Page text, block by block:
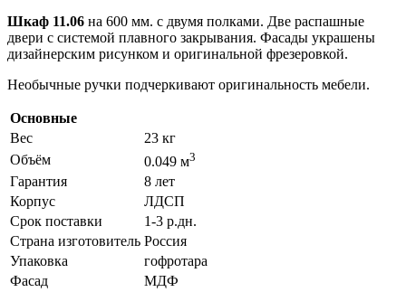
Шкаф 11.06 на 600 мм. с двумя полками. Две распашные
двери с системой плавного закрывания. Фасады украшены
дизайнерским рисунком и оригинальной фрезеровкой.
Необычные ручки подчеркивают оригинальность мебели.
Основные
Вес
23 кг
Объём
0.049 м3
Гарантия
8 лет
Корпус
ЛДСП
Срок поставки
1-3 р.дн.
Страна изготовитель Россия
Упаковка
гофротара
Фасад
МДФ